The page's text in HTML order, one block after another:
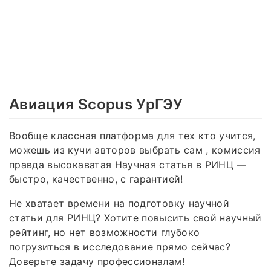
Авиация Scopus УрГЭУ
Вообще классная платформа для тех кто учится,
можешь из кучи авторов выбрать сам , комиссия
правда высокаватая Научная статья в РИНЦ —
быстро, качественно, с гарантией!
Не хватает времени на подготовку научной
статьи для РИНЦ? Хотите повысить свой научный
рейтинг, но нет возможности глубоко
погрузиться в исследование прямо сейчас?
Доверьте задачу профессионалам!